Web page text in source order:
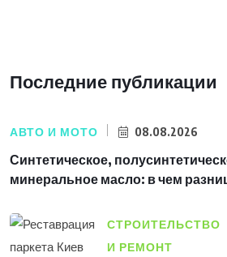
Последние публикации
АВТО И МОТО 08.08.2026
Синтетическое,
минеральное масло: в чем
СТРОИТЕЛЬСТВО
И РЕМОНТ